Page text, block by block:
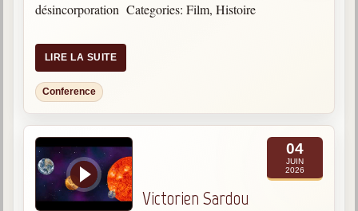
désincorporation Categories: Film, Histoire
LIRE LA SUITE
Conference
04
JUIN
2026
Victorien Sardou